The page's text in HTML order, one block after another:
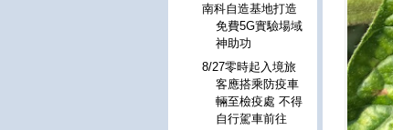
南科自造基地打造
免費5G實驗場域
神助功
8/27零時起入境旅
客應搭乘防疫車
輛至檢疫處 不得
自行駕車前往